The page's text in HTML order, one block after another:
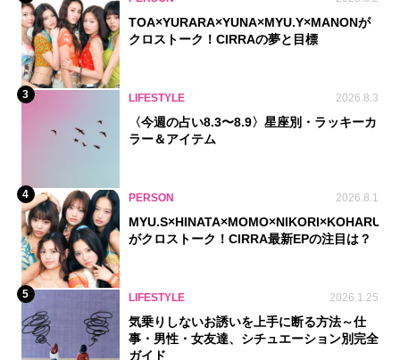
TOA×YURARA×YUNA×MYU.Y×MANONが
クロストーク！CIRRAの夢と目標
3 LIFESTYLE 2026.8.3
〈今週の占い8.3〜8.9〉星座別・ラッキーカ
ラー＆アイテム
4 PERSON 2026.8.1
MYU.S×HINATA×MOMO×NIKORI×KOHARU
がクロストーク！CIRRA最新EPの注目は？
5 LIFESTYLE 2026.1.25
気乗りしないお誘いを上手に断る方法～仕
事・男性・女友達、シチュエーション別完全
ガイド